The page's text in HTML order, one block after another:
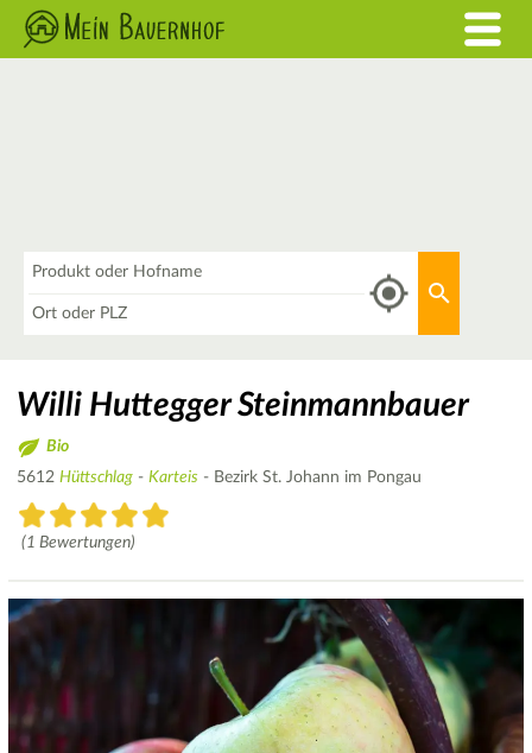
Willi Huttegger Steinmannbauer
Bio
5612 Hüttschlag - Karteis - Bezirk St. Johann im Pongau
(1 Bewertungen)